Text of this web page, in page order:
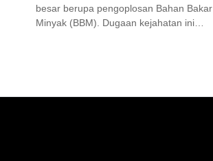
besar berupa pengoplosan Bahan Bakar
Minyak (BBM). Dugaan kejahatan ini…